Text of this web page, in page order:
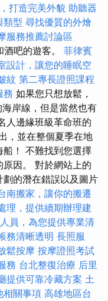
打造完美外貌 助聽器
類型 尋找優質的外燴
服務推薦討論區
吧的遊客。 菲律賓
設計，讓您的睡眠空
紋 第二專長證照課程
務 如果您只想放鬆，
岸線，但是當然也有
人邊緣班級革命班的
，並在整個夏季在地
！ 不難找到您選擇
因。 對於網站上的
的潛在錯誤以及圖片
南搬家，讓你的搬遷
理，提供續期辦理建
員，為您提供專業清
務清晰透明 長照服
鬆按摩 按摩證照考試
務 台北整復治療 后里
提供可靠冷藏方案 土
相關事項 高雄地區台